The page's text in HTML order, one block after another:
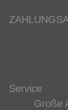
Service
Große